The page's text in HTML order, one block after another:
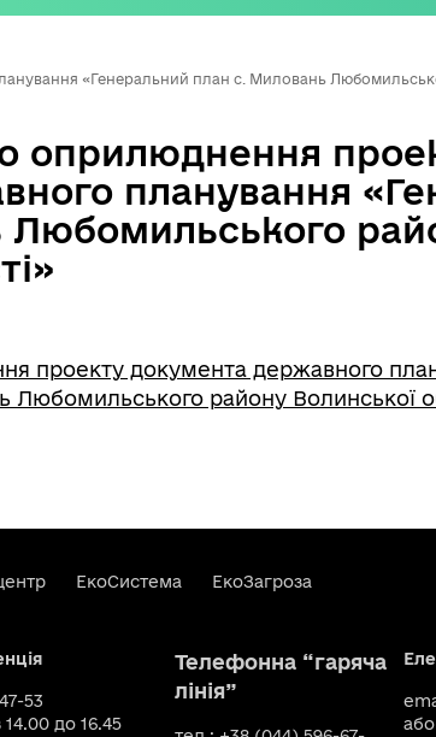
«Генеральний план с. Миловань
оприлюднення
планування
проекту документа державного
району Волинської
ЕкоСистема ЕкоЗагроза
53
до 16.45
Телефонна “гаряча
лінія”
або